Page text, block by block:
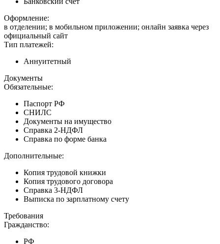
Оформление:
в отделении; в мобильном приложении; онлайн заявка через
официальный сайт
Тип платежей:
Аннуитетный
Документы
Обязательные:
Паспорт РФ
СНИЛС
Документы на имущество
Справка 2-НДФЛ
Справка по форме банка
Дополнительные:
Копия трудовой книжки
Копия трудового договора
Справка 3-НДФЛ
Выписка по зарплатному счету
Требования
Гражданство:
РФ